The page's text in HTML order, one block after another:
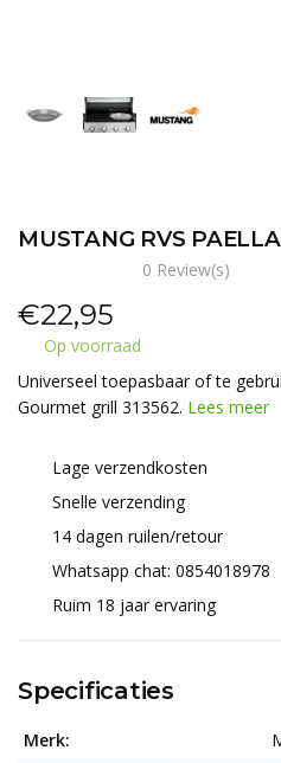
MUSTANG RVS
0 Review(s)
€22,95
Op voorraad
Universeel toepasbaar of te
Gourmet grill 313562. Lees meer
Lage verzendkosten
Snelle verzending
14 dagen ruilen/retour
Whatsapp chat: 0854018978
Ruim 18 jaar ervaring
Specificaties
Merk: